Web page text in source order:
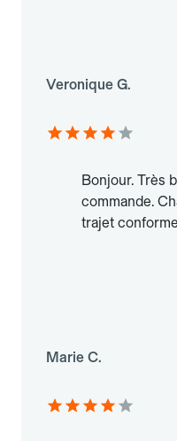
Veronique G.
Bonjour. Très
commande.
trajet
Marie C.